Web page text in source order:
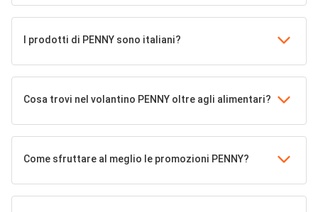
I prodotti di PENNY sono italiani?
Cosa trovi nel volantino PENNY oltre agli alimentari?
Come sfruttare al meglio le promozioni PENNY?